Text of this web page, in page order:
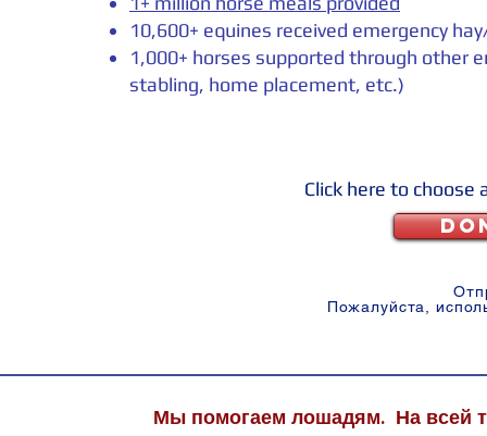
10,600+ equines received emergency
1,000+ horses supported through other
stabling, home placement, etc.)
Click here to
Пожалуйста,
Мы помогаем лошадям. На всей